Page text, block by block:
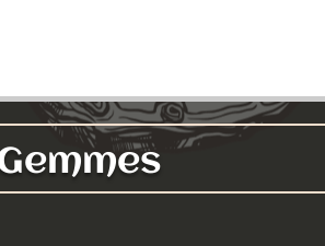
options
peuvent
être
choisies